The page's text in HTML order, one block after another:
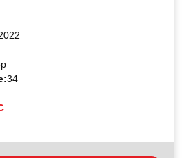
34